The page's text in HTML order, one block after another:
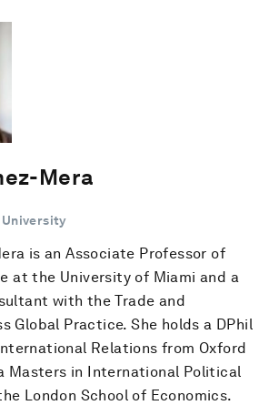
Mera
University
is an Associate Professor of
at the University of Miami and a
with the Trade and
Global Practice. She holds a DPhil
Relations from Oxford
Masters in International Political
London School of Economics.